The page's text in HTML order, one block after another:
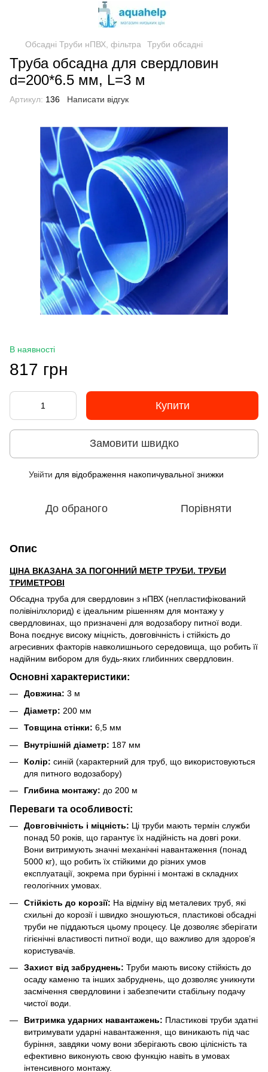
Обсадні Труби нПВХ, фільтра Труби обсадні
Труба обсадна для свердловин
d=200*6.5 мм, L=3 м
Артикул: 136 Написати відгук
В наявності
817 грн
Купити
Замовити швидко
Увійти для відображення накопичувальної знижки
До обраного Порівняти
Опис
ЦІНА ВКАЗАНА ЗА ПОГОННИЙ МЕТР ТРУБИ. ТРУБИ
ТРИМЕТРОВІ
Обсадна труба для свердловин з нПВХ (непластифікований
полівінілхлорид) є ідеальним рішенням для монтажу у
свердловинах, що призначені для водозабору питної води.
Вона поєднує високу міцність, довговічність і стійкість до
агресивних факторів навколишнього середовища, що робить її
надійним вибором для будь-яких глибинних свердловин.
Основні характеристики:
Довжина: 3 м
Діаметр: 200 мм
Товщина стінки: 6,5 мм
Внутрішній діаметр: 187 мм
Колір: синій (характерний для труб, що використовуються
для питного водозабору)
Глибина монтажу: до 200 м
Переваги та особливості:
Довговічність і міцність: Ці труби мають термін служби
понад 50 років, що гарантує їх надійність на довгі роки.
Вони витримують значні механічні навантаження (понад
5000 кг), що робить їх стійкими до різних умов
експлуатації, зокрема при бурінні і монтажі в складних
геологічних умовах.
Стійкість до корозії: На відміну від металевих труб, які
схильні до корозії і швидко зношуються, пластикові обсадні
труби не піддаються цьому процесу. Це дозволяє зберігати
гігієнічні властивості питної води, що важливо для здоров’я
користувачів.
Захист від забруднень: Труби мають високу стійкість до
осаду каменю та інших забруднень, що дозволяє уникнути
засмічення свердловини і забезпечити стабільну подачу
чистої води.
Витримка ударних навантажень: Пластикові труби здатні
витримувати ударні навантаження, що виникають під час
буріння, завдяки чому вони зберігають свою цілісність та
ефективно виконують свою функцію навіть в умовах
інтенсивного монтажу.